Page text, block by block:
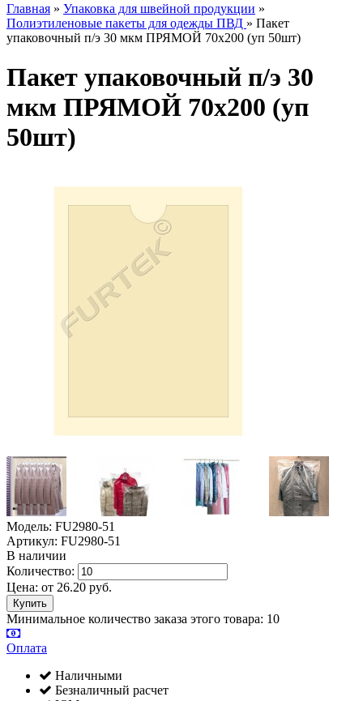
Главная » Упаковка для швейной продукции »
Полиэтиленовые пакеты для одежды ПВД » Пакет
упаковочный п/э 30 мкм ПРЯМОЙ 70х200 (уп 50шт)
Пакет упаковочный п/э 30
мкм ПРЯМОЙ 70х200 (уп
50шт)
Модель: FU2980-51
Артикул: FU2980-51
В наличии
Количество:
Цена: от 26.20 руб.
Минимальное количество заказа этого товара: 10
Оплата
Наличными
Безналичный расчет